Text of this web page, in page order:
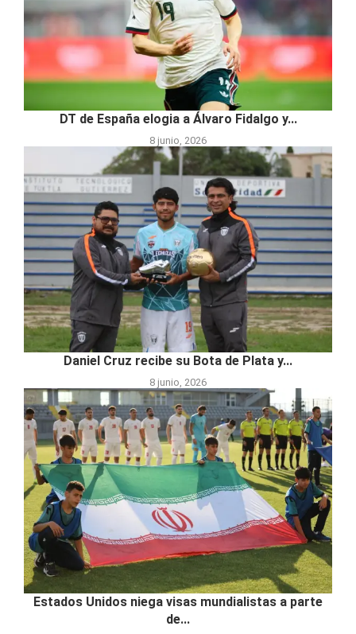
DT de España elogia a Álvaro Fidalgo y...
8 junio, 2026
Daniel Cruz recibe su Bota de Plata y...
8 junio, 2026
Estados Unidos niega visas mundialistas a parte
de...